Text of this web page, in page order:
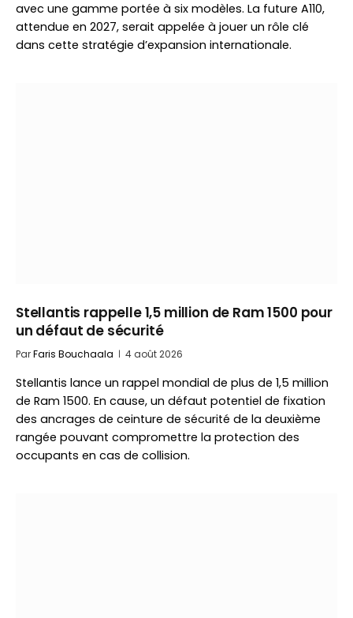
avec une gamme portée à six modèles. La future A110,
attendue en 2027, serait appelée à jouer un rôle clé
dans cette stratégie d’expansion internationale.
Stellantis rappelle 1,5 million de Ram 1500 pour
un défaut de sécurité
ParFaris Bouchaala 4 août 2026
Stellantis lance un rappel mondial de plus de 1,5 million
de Ram 1500. En cause, un défaut potentiel de fixation
des ancrages de ceinture de sécurité de la deuxième
rangée pouvant compromettre la protection des
occupants en cas de collision.